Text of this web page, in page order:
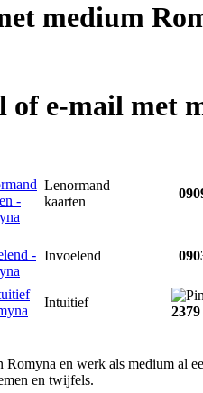
medium
of e-mail met
Lenormand
kaarten
Invoelend
Intuitief
2379
Romyna en werk als medium al
en twijfels.